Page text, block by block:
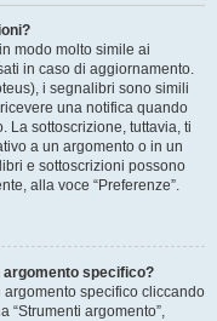
modo molto simile ai
in caso di aggiornamento.
i segnalibri sono simili
una notifica quando
La sottoscrizione, tuttavia, ti
a un argomento o in un
e sottoscrizioni possono
alla voce “Preferenze”.
specifico?
specifico cliccando
“Strumenti argomento”,